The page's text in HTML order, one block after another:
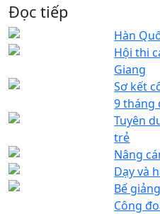
Đọc tiếp
Hàn
Hội thi
Giang
Sơ kết
9 tháng
Tuyên
trẻ
Nâng
Dạy và
Bế
Công